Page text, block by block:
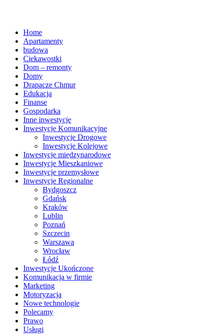
Home
Apartamenty
budowa
Ciekawostki
Dom – remonty
Domy
Drapacze Chmur
Edukacja
Finanse
Gospodarka
Inne inwestycje
Inwestycje Komunikacyjne
Inwestycje Drogowe
Inwestycje Kolejowe
Inwestycje międzynarodowe
Inwestycje Mieszkaniowe
Inwestycje przemysłowe
Inwestycje Regionalne
Bydgoszcz
Gdańsk
Kraków
Lublin
Poznań
Szczecin
Warszawa
Wrocław
Łódź
Inwestycje Ukończone
Komunikacja w firmie
Marketing
Motoryzacja
Nowe technologie
Polecamy
Prawo
Usługi